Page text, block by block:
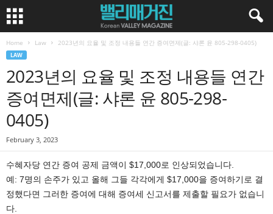
Home Law 2023년의 요율 및 조정 내용들 연간 증여면제(글: 샤론 윤 805-298-0405)
LAW
2023년의 요율 및 조정 내용들 연간
증여면제(글: 샤론 윤 805-298-
0405)
February 3, 2023
수혜자당 연간 증여 공제 금액이 $17,000로 인상되었습니다.
예: 7명의 손주가 있고 올해 그들 각각에게 $17,000을 증여하기로 결
정했다면 그러한 증여에 대해 증여세 신고서를 제출할 필요가 없습니
다.